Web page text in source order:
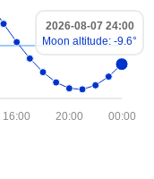
00:00
20:00
16:00
2026-08-07 24:00
Moon altitude: -9.6°